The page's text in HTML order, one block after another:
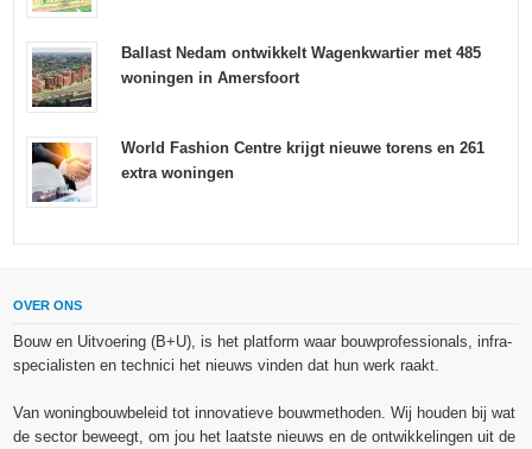
Ballast Nedam ontwikkelt Wagenkwartier met 485
woningen in Amersfoort
World Fashion Centre krijgt nieuwe torens en 261
extra woningen
OVER ONS
Bouw en Uitvoering (B+U), is het platform waar bouwprofessionals, infra-
specialisten en technici het nieuws vinden dat hun werk raakt.
Van woningbouwbeleid tot innovatieve bouwmethoden. Wij houden bij wat
de sector beweegt, om jou het laatste nieuws en de ontwikkelingen uit de